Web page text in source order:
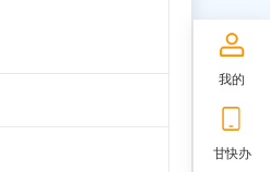
我的
甘快办